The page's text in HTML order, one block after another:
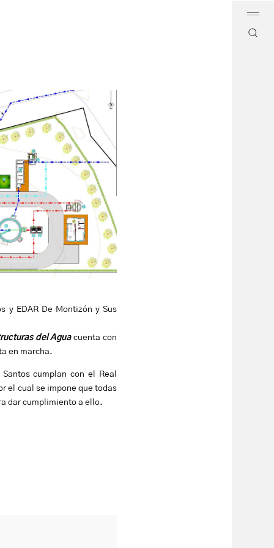
y EDAR De Montizón y Sus
del Agua cuenta con
en marcha.
cumplan con el Real
el cual se impone que todas
dar cumplimiento a ello.